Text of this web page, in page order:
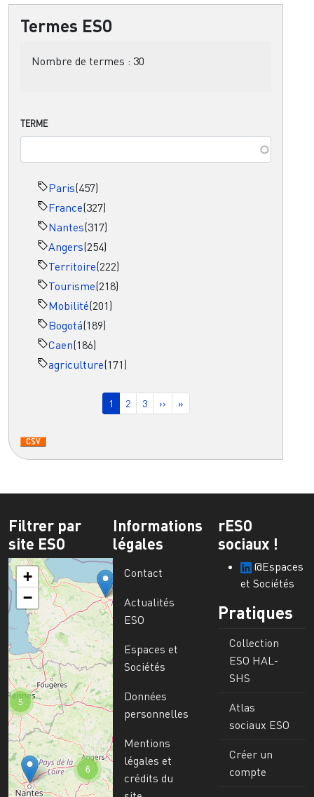
Termes ESO
Nombre de termes : 30
TERME
Paris(457)
France(327)
Nantes(317)
Angers(254)
Territoire(222)
Tourisme(218)
Mobilité(201)
Bogotá(189)
Caen(186)
agriculture(171)
Page courante
1 Page
2 Page
3 Page suivante
›› Dernière page
»
Filtrer par
site ESO
6
5
+
−
Informations
légales
Contact
Actualités
ESO
Espaces et
Sociétés
Données
personnelles
Mentions
légales et
crédits du
rESO
sociaux !
@Espaces
et Sociétés
Pratiques
Collection
ESO HAL-
SHS
Atlas
sociaux ESO
Créer un
compte